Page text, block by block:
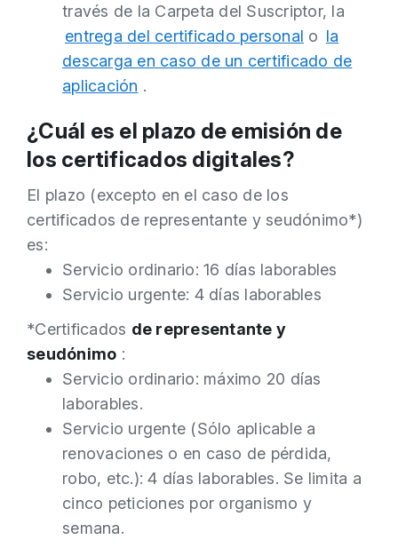
través de la Carpeta del Suscriptor, la
entrega del certificado personal o la
descarga en caso de un certificado de
aplicación .
¿Cuál es el plazo de emisión de
los certificados digitales?
El plazo (excepto en el caso de los
certificados de representante y seudónimo*)
es:
Servicio ordinario: 16 días laborables
Servicio urgente: 4 días laborables
*Certificados de representante y
seudónimo :
Servicio ordinario: máximo 20 días
laborables.
Servicio urgente (Sólo aplicable a
renovaciones o en caso de pérdida,
robo, etc.): 4 días laborables. Se limita a
cinco peticiones por organismo y
semana.